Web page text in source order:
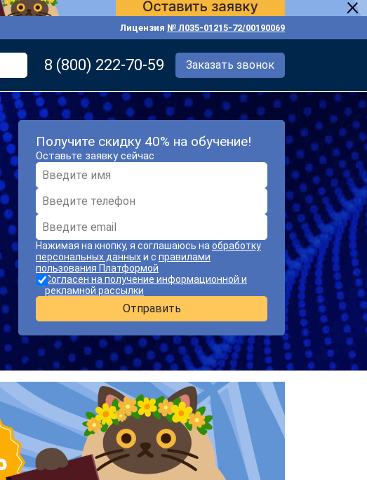
Лицензия № Л035-01215-72/00190069
8 (800) 222-70-59 Заказать звонок
Получите скидку 40% на обучение!
Оставьте заявку сейчас
Нажимая на кнопку, я соглашаюсь на обработку
персональных данныхи с правилами
пользования Платформой
Согласен на получение информационной и
рекламной рассылки
Отправить